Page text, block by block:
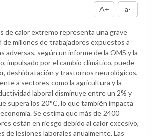
A+ a-
de calor extremo representa una grave
de millones de trabajadores expuestos a
adversas, según un informe de la OMS y la
impulsado por el cambio climático, puede
deshidratación y trastornos neurológicos,
a sectores como la agricultura y la
laboral disminuye entre un 2% y
supera los 20°C, lo que también impacta
Se estima que más de 2400
están en riesgo debido al calor excesivo,
de lesiones laborales anualmente. Las